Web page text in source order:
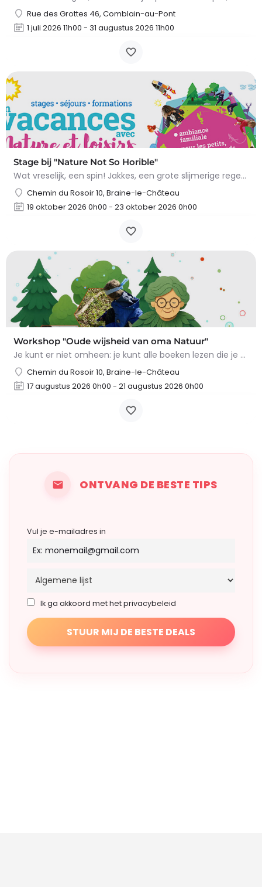
Rue des Grottes 46, Comblain-au-Pont
1 juli 2026 11h00 - 31 augustus 2026 11h00
Stage bij "Nature Not So Horible"
Wat vreselijk, een spin! Jakkes, een grote slijmerige regenworm! En slakken, daar wil ik het al helemaal niet…
Chemin du Rosoir 10, Braine-le-Château
19 oktober 2026 0h00 - 23 oktober 2026 0h00
Workshop "Oude wijsheid van oma Natuur"
Je kunt er niet omheen: je kunt alle boeken lezen die je wilt, maar niets overtreft de tips en trucs van Oma…
Chemin du Rosoir 10, Braine-le-Château
17 augustus 2026 0h00 - 21 augustus 2026 0h00
ONTVANG DE BESTE TIPS
Vul je e-mailadres in
Ik ga akkoord met het privacybeleid